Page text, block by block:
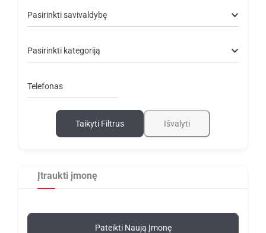
Pasirinkti savivaldybę
Pasirinkti kategoriją
Telefonas
Taikyti Filtrus Išvalyti
Įtraukti įmonę
Pateikti Naują Įmonę